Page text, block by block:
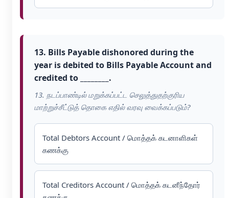
13. Bills Payable dishonored during the
year is debited to Bills Payable Account and
credited to ________.
13. நடப்பாண்டில் மறுக்கப்பட்ட செலுத்துதற்குரிய
மாற்றுச்சீட்டுத் தொகை எதில் வரவு வைக்கப்படும்?
Total Debtors Account / மொத்தக் கடனாளிகள்
கணக்கு
Total Creditors Account / மொத்தக் கடனீந்தோர்